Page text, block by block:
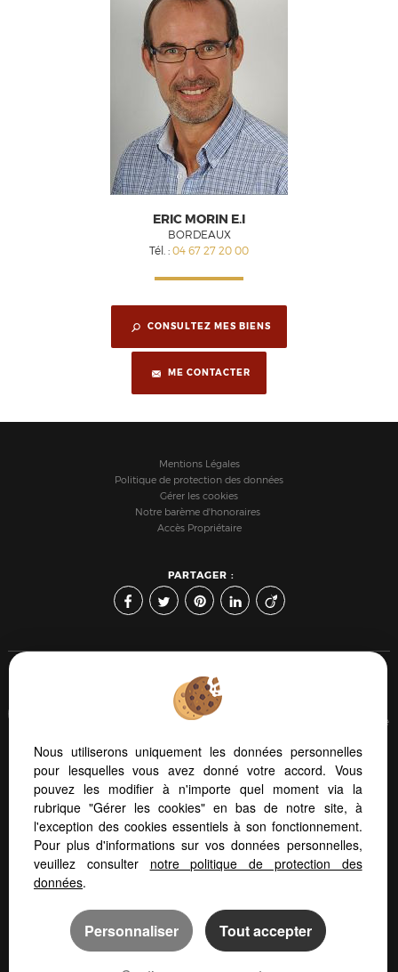
ERIC MORIN E.I
BORDEAUX
Tél. : 04 67 27 20 00
CONSULTEZ MES BIENS
ME CONTACTER
Mentions Légales
Politique de protection des données
Gérer les cookies
Notre barème d'honoraires
Accès Propriétaire
PARTAGER :
Afin de vous offrir un confort de lecture permanent, depuis
votre PC, votre tablette ou votre smartphone, notre site s'adapte
Logiciel immo
Création site immobilier
Référencement immobilier
Nous utiliserons uniquement les données personnelles
pour lesquelles vous avez donné votre accord. Vous
pouvez les modifier à n'importe quel moment via la
rubrique "Gérer les cookies" en bas de notre site, à
l'exception des cookies essentiels à son fonctionnement.
Pour plus d'informations sur vos données personnelles,
veuillez consulter notre politique de protection des
données.
Personnaliser Tout accepter